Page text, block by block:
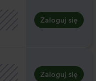
Zaloguj się
Zaloguj się